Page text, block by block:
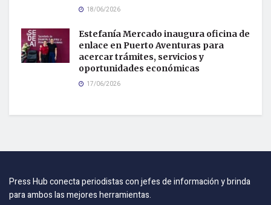
18/06/2026
Estefanía Mercado inaugura oficina de
enlace en Puerto Aventuras para
acercar trámites, servicios y
oportunidades económicas
17/06/2026
Press Hub conecta periodistas con jefes de información y brinda
para ambos las mejores herramientas.